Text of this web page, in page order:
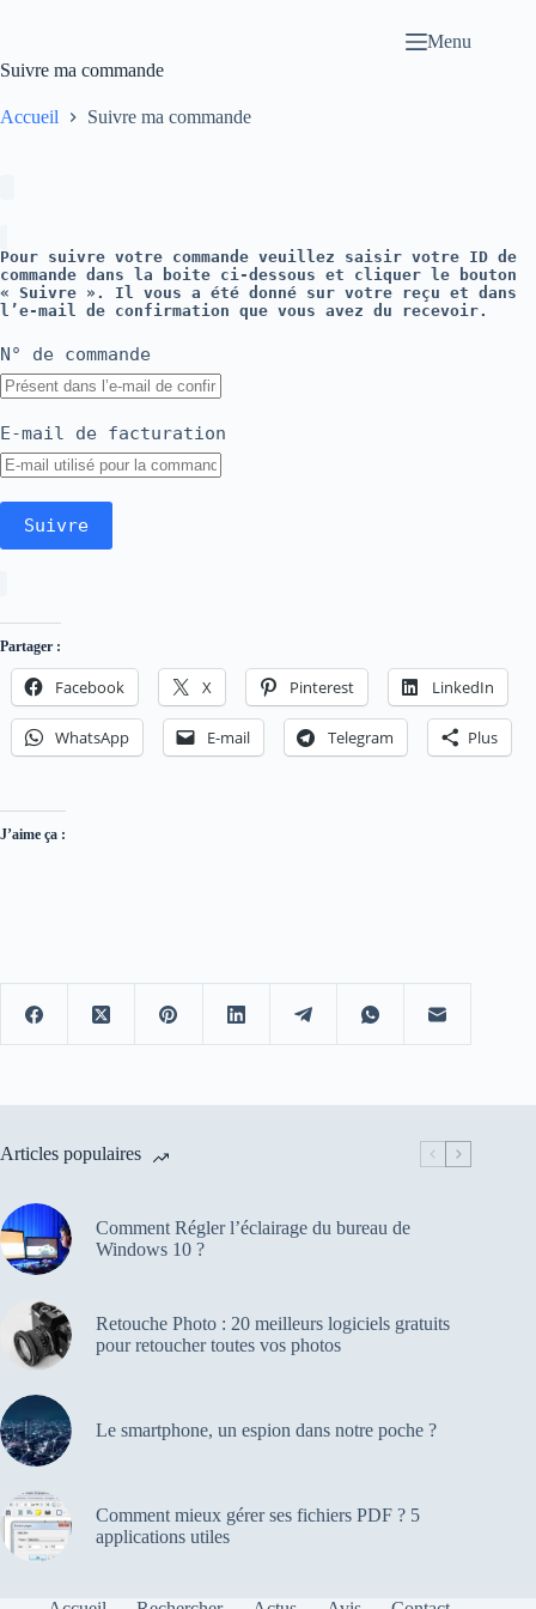
Menu
Suivre ma commande
Accueil Suivre ma commande
Pour suivre votre commande veuillez saisir votre ID de
commande dans la boite ci-dessous et cliquer le bouton
« Suivre ». Il vous a été donné sur votre reçu et dans
l’e-mail de confirmation que vous avez du recevoir.
N° de commande
E-mail de facturation
Suivre
Partager :
Facebook X Pinterest LinkedIn
WhatsApp E-mail Telegram Plus
J’aime ça :
Articles populaires
Comment Régler l’éclairage du bureau de
Windows 10 ?
Retouche Photo : 20 meilleurs logiciels gratuits
pour retoucher toutes vos photos
Le smartphone, un espion dans notre poche ?
Comment mieux gérer ses fichiers PDF ? 5
applications utiles